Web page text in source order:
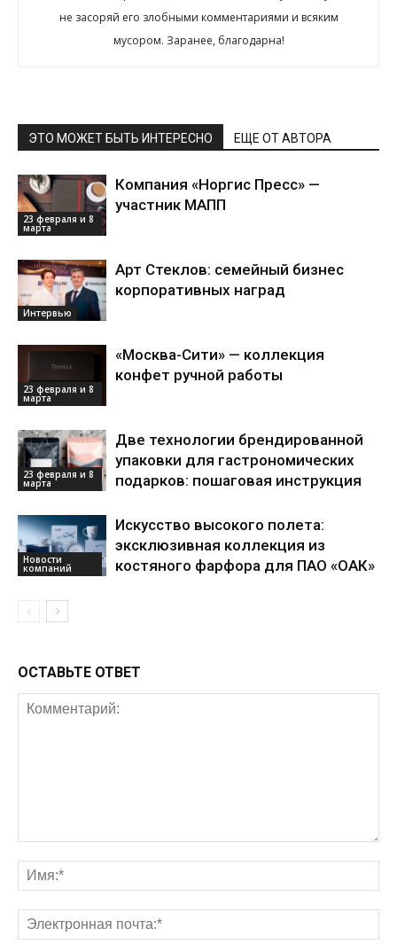
не засоряй его злобными комментариями и всяким
мусором. Заранее, благодарна!
ЭТО МОЖЕТ БЫТЬ ИНТЕРЕСНО ЕЩЕ ОТ АВТОРА
23 февраля и 8
марта
Компания «Норгис Пресс» —
участник МАПП
Интервью
Арт Стеклов: семейный бизнес
корпоративных наград
23 февраля и 8
марта
«Москва-Сити» — коллекция
конфет ручной работы
23 февраля и 8
марта
Две технологии брендированной
упаковки для гастрономических
подарков: пошаговая инструкция
Новости
компаний
Искусство высокого полета:
эксклюзивная коллекция из
костяного фарфора для ПАО «ОАК»
ОСТАВЬТЕ ОТВЕТ